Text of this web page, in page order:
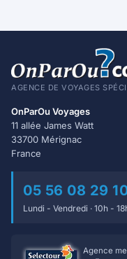
AGENCE DE VOYAGES
OnParOu Voyages
11 allée James Watt
33700 Mérignac
France
05 56 08 29
Lundi - Vendredi · 10h -
Agence